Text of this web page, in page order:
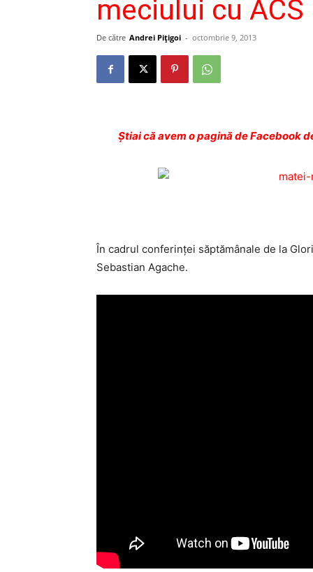
meciului cu ACS
De către Andrei Pițigoi - octombrie 9, 2013
Ştiai că avem o pagină de Facebook
În cadrul conferinţei săptămânale de la
Sebastian Agache.